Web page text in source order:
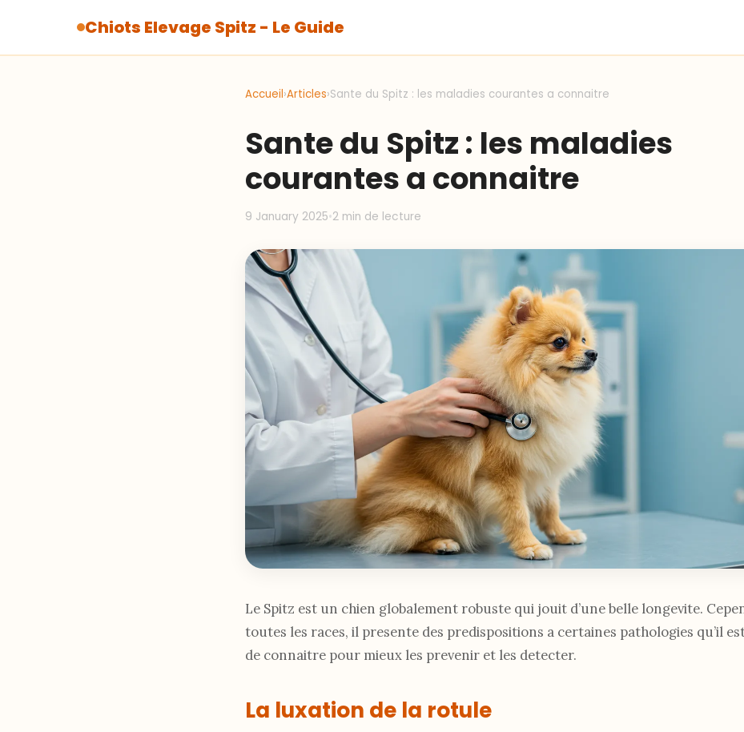
Chiots Elevage Spitz - Le Guide
Accueil›Articles›Sante du Spitz : les maladies courantes a connaitre
Sante du Spitz : les maladies
courantes a connaitre
9 January 2025•2 min de lecture
Le Spitz est un chien globalement robuste qui jouit d’une belle longevite.
toutes les races, il presente des predispositions a certaines pathologies qu’il
de connaitre pour mieux les prevenir et les detecter.
La luxation de la rotule